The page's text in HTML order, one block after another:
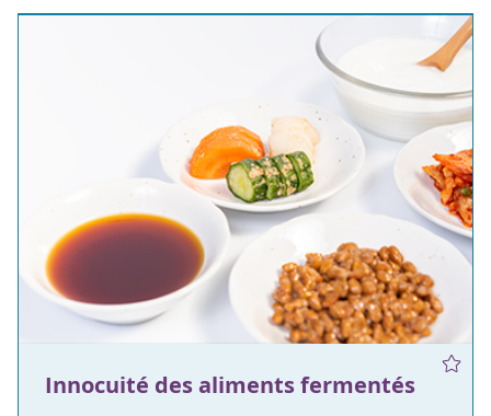
Innocuité des aliments fermentés